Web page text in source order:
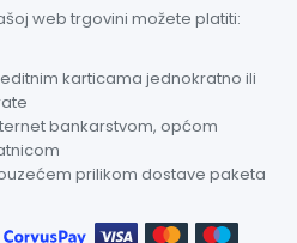
web trgovini možete platiti:
karticama jednokratno ili
bankarstvom, općom
prilikom dostave paketa